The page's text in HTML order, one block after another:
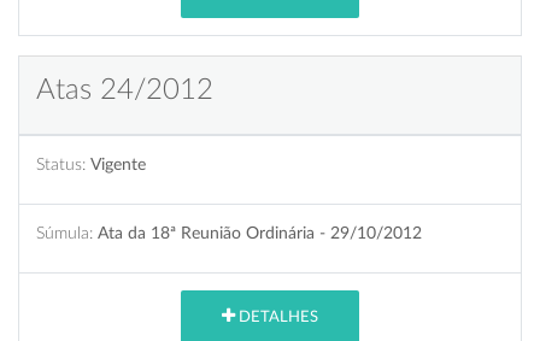
Atas 24/2012
Status: Vigente
Súmula: Ata da 18ª Reunião Ordinária - 29/10/2012
DETALHES